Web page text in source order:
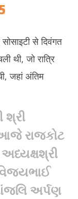
से दिवंगत
थी, जो रात्रि
जहां अंतिम
શ્રી
રાજકોટ
અર્પણ